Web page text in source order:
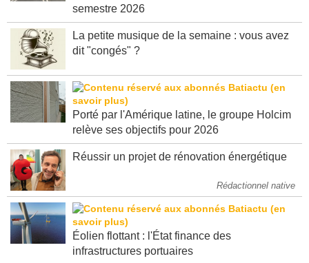
semestre 2026
La petite musique de la semaine : vous avez
dit "congés" ?
Porté par l'Amérique latine, le groupe Holcim
relève ses objectifs pour 2026
Réussir un projet de rénovation énergétique
Rédactionnel native
Éolien flottant : l'État finance des
infrastructures portuaires